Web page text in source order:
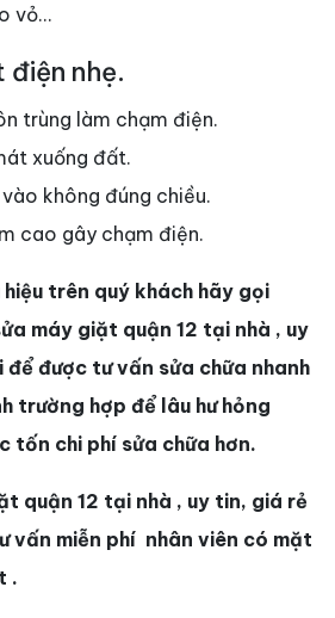
vỏ…
nhẹ.
trùng làm chạm điện.
xuống đất.
không đúng chiều.
cao gây chạm điện.
trên quý khách hãy gọi
máy giặt quận 12 tại nhà , uy
được tư vấn sửa chữa nhanh
trường hợp để lâu hư hỏng
tốn chi phí sửa chữa hơn.
quận 12 tại nhà , uy tin, giá rẻ
vấn miễn phí nhân viên có mặt
.